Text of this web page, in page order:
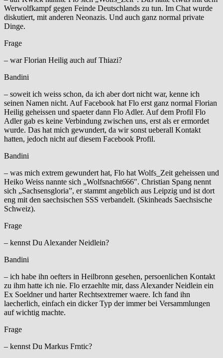
Werwolfkampf gegen Feinde Deutschlands zu tun. Im Chat wurde
diskutiert, mit anderen Neonazis. Und auch ganz normal private
Dinge.
Frage
– war Florian Heilig auch auf Thiazi?
Bandini
– soweit ich weiss schon, da ich aber dort nicht war, kenne ich
seinen Namen nicht. Auf Facebook hat Flo erst ganz normal Florian
Heilig geheissen und spaeter dann Flo Adler. Auf dem Profil Flo
Adler gab es keine Verbindung zwischen uns, erst als er ermordet
wurde. Das hat mich gewundert, da wir sonst ueberall Kontakt
hatten, jedoch nicht auf diesem Facebook Profil.
Bandini
– was mich extrem gewundert hat, Flo hat Wolfs_Zeit geheissen und
Heiko Weiss nannte sich „Wolfsnacht666″. Christian Spang nennt
sich „Sachsensgloria”, er stammt angeblich aus Leipzig und ist dort
eng mit den saechsischen SSS verbandelt. (Skinheads Saechsische
Schweiz).
Frage
– kennst Du Alexander Neidlein?
Bandini
– ich habe ihn oefters in Heilbronn gesehen, persoenlichen Kontakt
zu ihm hatte ich nie. Flo erzaehlte mir, dass Alexander Neidlein ein
Ex Soeldner und harter Rechtsextremer waere. Ich fand ihn
laecherlich, einfach ein dicker Typ der immer bei Versammlungen
auf wichtig machte.
Frage
– kennst Du Markus Frntic?